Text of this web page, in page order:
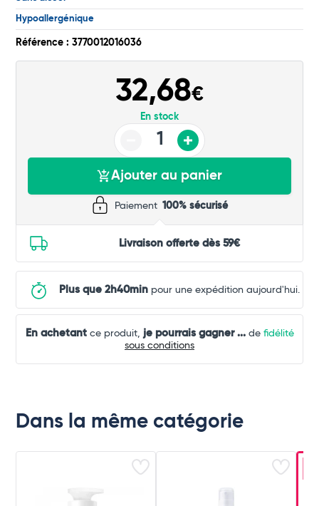
Commander
Hypoallergénique
Référence : 3770012016036
32,68€
En stock
Ajouter au panier
Paiement 100% sécurisé
Livraison offerte dès 59€
Plus que 2h40min pour une expédition aujourd'hui.
En achetantce produit, je pourrais gagner ...de fidélité
sous conditions
Dans la même catégorie